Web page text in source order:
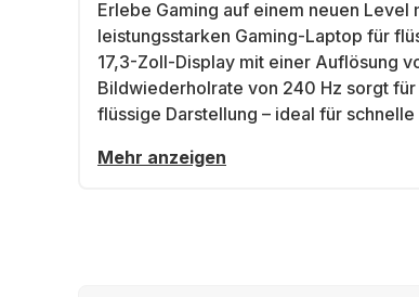
Erlebe Gaming auf einem neuen Level
leistungsstarken Gaming-Laptop für
17,3-Zoll-Display mit einer Auflösung
Bildwiederholrate von 240 Hz sorgt
flüssige Darstellung – ideal für
Mehr anzeigen